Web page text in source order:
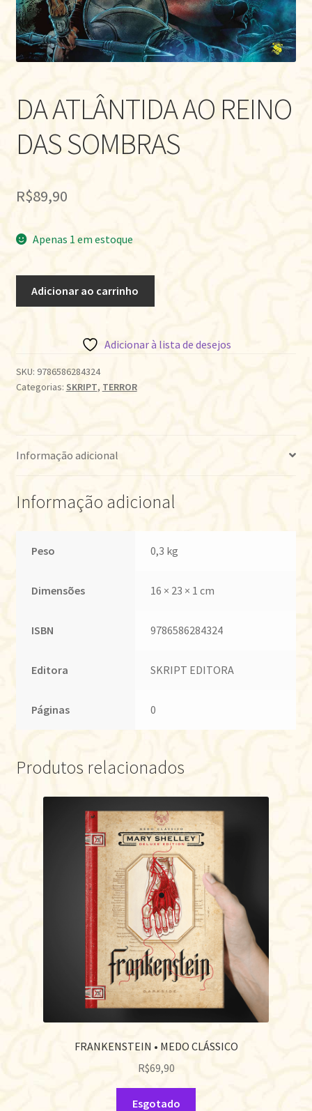
DA ATLÂNTIDA AO REINO
DAS SOMBRAS
R$89,90
Apenas 1 em estoque
SOMBRAS
quantidade
Adicionar ao carrinho
Adicionar à lista de desejos
SKU: 9786586284324
Categorias: SKRIPT, TERROR
Informação adicional
Informação adicional
Peso 0,3 kg
Dimensões 16 × 23 × 1 cm
ISBN 9786586284324
Editora SKRIPT EDITORA
Páginas 0
Produtos relacionados
FRANKENSTEIN • MEDO CLÁSSICO
R$69,90
Esgotado